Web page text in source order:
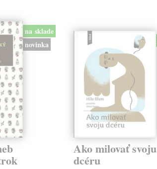
na sklade
novinka
Ako milovať svoju
dcéru